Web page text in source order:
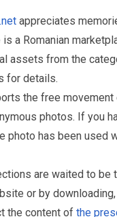
appreciates
is a Romanian
assets from the
for details.
the free
photos. If you
photo has been used
are waited to
or by
the content of the